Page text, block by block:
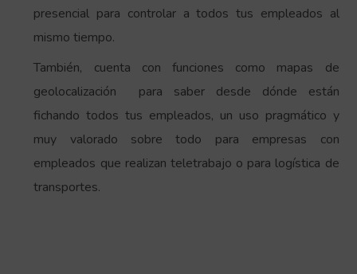
presencial para controlar a todos tus empleados al
mismo tiempo.
También, cuenta con funciones como mapas de
geolocalización para saber desde dónde están
fichando todos tus empleados, un uso pragmático y
muy valorado sobre todo para empresas con
empleados que realizan teletrabajo o para logística de
transportes.